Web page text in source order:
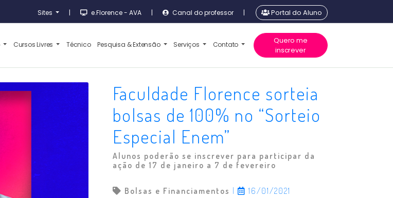
Sites | e.Florence - AVA | Canal do professor | Portal do Aluno
Cursos Livres Técnico Pesquisa & Extensão Serviços Contato
Quero me
inscrever
Faculdade Florence sorteia
bolsas de 100% no “Sorteio
Especial Enem”
Alunos poderão se inscrever para participar da
ação de 17 de janeiro a 7 de fevereiro
Bolsas e Financiamentos 16/01/2021